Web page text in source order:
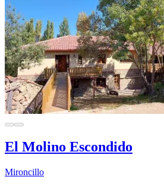
El Molino Escondido
Mironcillo